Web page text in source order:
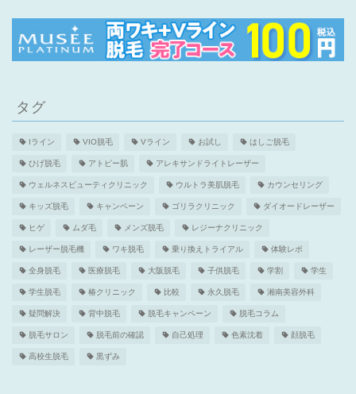
タグ
Iライン VIO脱毛 Vライン お試し はしご脱毛
ひげ脱毛 アトピー肌 アレキサンドライトレーザー
ウェルネスビューティクリニック ウルトラ美肌脱毛 カウンセリング
キッズ脱毛 キャンペーン ゴリラクリニック ダイオードレーザー
ヒゲ ムダ毛 メンズ脱毛 レジーナクリニック
レーザー脱毛機 ワキ脱毛 乗り換えトライアル 体験レポ
全身脱毛 医療脱毛 大阪脱毛 子供脱毛 学割 学生
学生脱毛 椿クリニック 比較 永久脱毛 湘南美容外科
疑問解決 背中脱毛 脱毛キャンペーン 脱毛コラム
脱毛サロン 脱毛前の確認 自己処理 色素沈着 顔脱毛
高校生脱毛 黒ずみ